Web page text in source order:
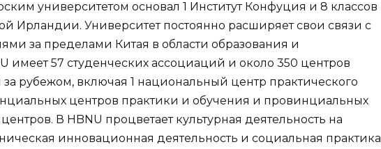
университетом основал 1 Институт Конфуция и 8 классов
Ирландии. Университет постоянно расширяет свои связи с
за пределами Китая в области образования и
имеет 57 студенческих ассоциаций и около 350 центров
за рубежом, включая 1 национальный центр практического
центров практики и обучения и провинциальных
В HBNU процветает культурная деятельность на
инновационная деятельность и социальная практика